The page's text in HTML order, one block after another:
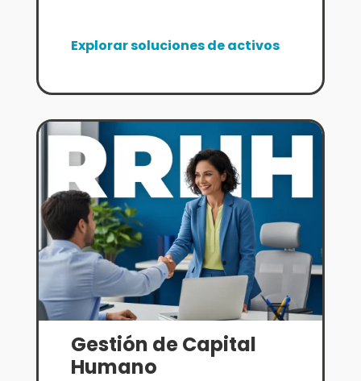
Explorar soluciones de activos
Gestión de Capital
Humano